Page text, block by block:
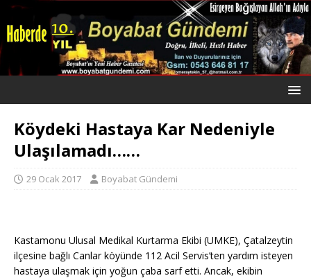
Köydeki Hastaya Kar Nedeniyle
Ulaşılamadı……
29 Ocak 2017 Boyabat Gündemi
Kastamonu Ulusal Medikal Kurtarma Ekibi (UMKE), Çatalzeytin
ilçesine bağlı Canlar köyünde 112 Acil Servis’ten yardım isteyen
hastaya ulaşmak için yoğun çaba sarf etti. Ancak, ekibin